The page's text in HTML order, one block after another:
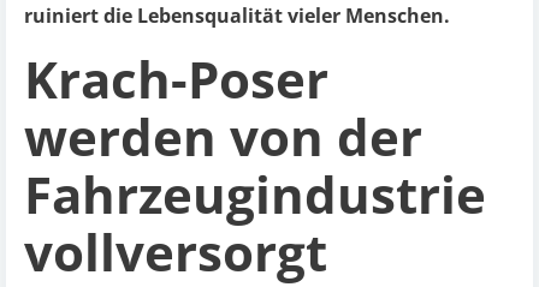
ruiniert die Lebensqualität vieler Menschen.
Krach-Poser
werden von der
Fahrzeugindustrie
vollversorgt